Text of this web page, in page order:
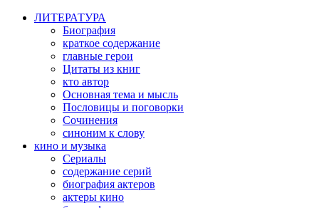
ЛИТЕРАТУРА
Биография
краткое содержание
главные герои
Цитаты из книг
кто автор
Основная тема и мысль
Пословицы и поговорки
Сочинения
синоним к слову
кино и музыка
Сериалы
содержание серий
биография актеров
актеры кино